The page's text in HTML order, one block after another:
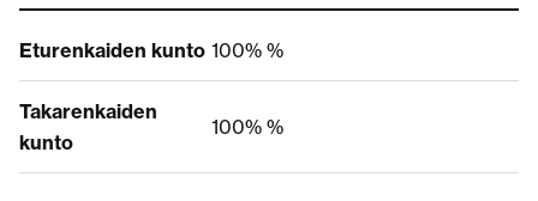
Eturenkaiden kunto 100% %
Takarenkaiden
kunto
100% %